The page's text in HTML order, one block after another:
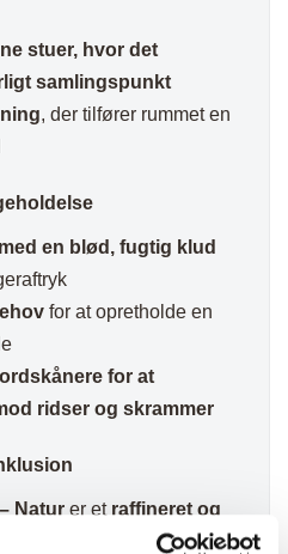
stuer, hvor det
samlingspunkt
, der tilfører rummet en
en blød, fugtig klud
for at opretholde en
for at
ridser og skrammer
Natur er et raffineret og